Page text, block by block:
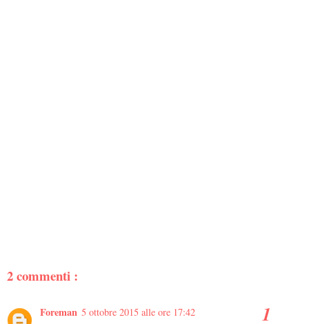
2 commenti :
Foreman 5 ottobre 2015 alle ore 17:42